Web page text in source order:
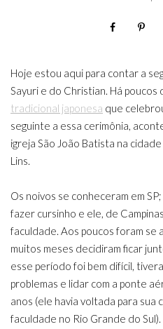
Hoje estou aqui para contar a
Sayuri e do Christian. Há poucos
tradicional japonesa que
seguinte a essa cerimônia,
igreja São João Batista na
Lins.
Os noivos se conheceram em
fazer cursinho e ele, de
faculdade. Aos poucos foram se
muitos meses decidiram ficar
esse período foi bem difícil,
problemas e lidar com a ponte
anos (ele havia voltada para sua
faculdade no Rio Grande do